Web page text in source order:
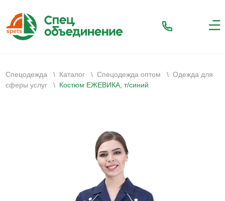
Спецодежда \ Каталог \ Спецодежда оптом \ Одежда для
сферы услуг
\ Костюм ЕЖЕВИКА, т/синий